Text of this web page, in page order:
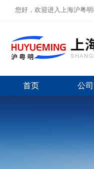
您好，欢迎进入上海沪粤
首页 公